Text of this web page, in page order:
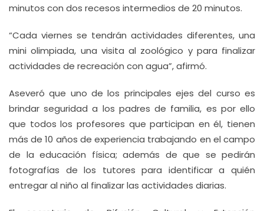
minutos con dos recesos intermedios de 20 minutos.
“Cada viernes se tendrán actividades diferentes, una
mini olimpiada, una visita al zoológico y para finalizar
actividades de recreación con agua”, afirmó.
Aseveró que uno de los principales ejes del curso es
brindar seguridad a los padres de familia, es por ello
que todos los profesores que participan en él, tienen
más de 10 años de experiencia trabajando en el campo
de la educación física; además de que se pedirán
fotografías de los tutores para identificar a quién
entregar al niño al finalizar las actividades diarias.